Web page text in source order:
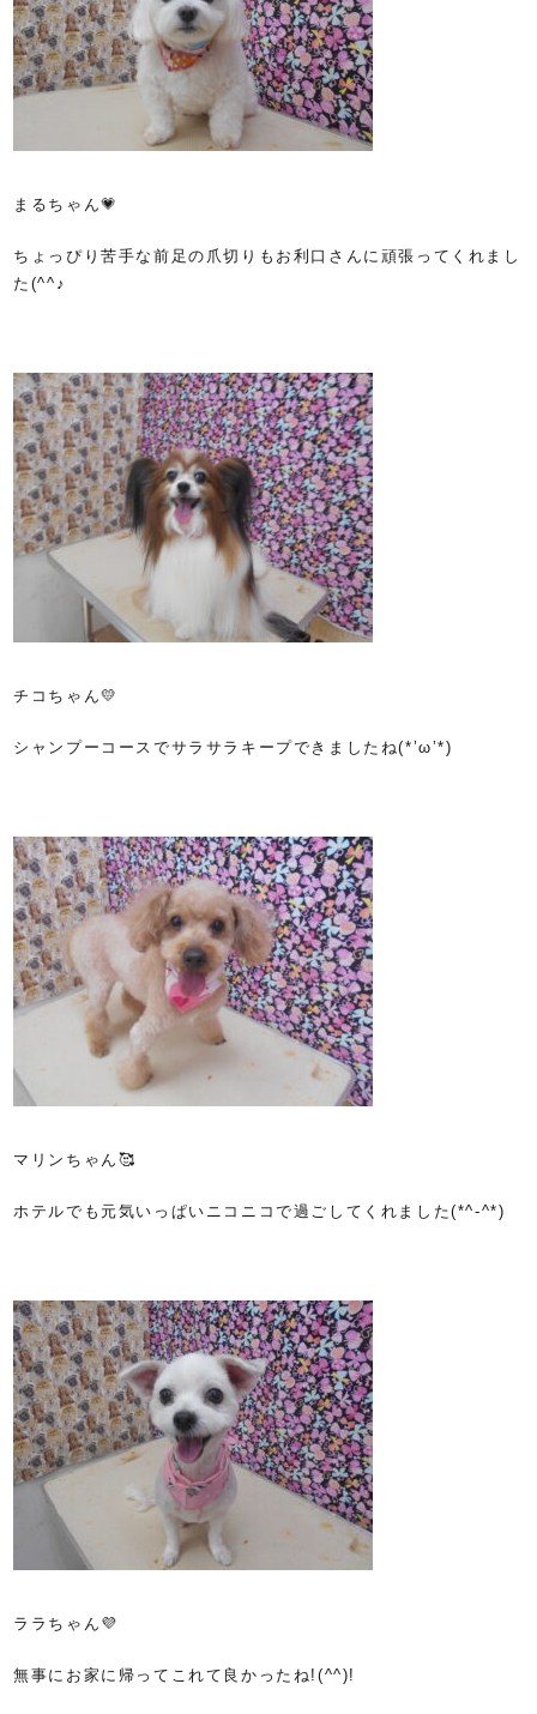
まるちゃん💗
ちょっぴり苦手な前足の爪切りもお利口さんに頑張ってくれまし
た(^^♪
チコちゃん💛
シャンプーコースでサラサラキープできましたね(*’ω’*)
マリンちゃん🥰
ホテルでも元気いっぱいニコニコで過ごしてくれました(*^-^*)
ララちゃん💜
無事にお家に帰ってこれて良かったね!(^^)!